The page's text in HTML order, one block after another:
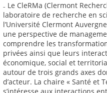
₋ Le CleRMa (Clermont
laboratoire de recherche en
l’Université Clermont
une perspective de
comprendre les
privées ainsi que leurs
économique, social et
autour de trois grands axes
d’acteur. La chaire « Santé et